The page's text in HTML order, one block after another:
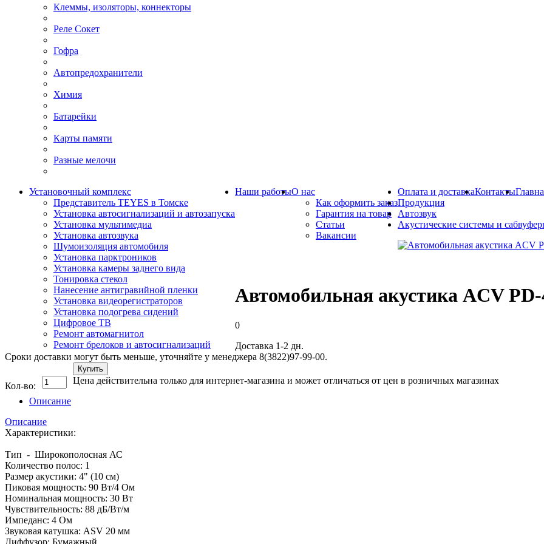
Клеммы, изоляторы, коннекторы
Реле Сокет
Гофра
Автопредохранители
Химия
Батарейки
Карты памяти
Разные мелочи
Установочный комплекс
Представитель TEYES в Томске
Установка автосигнализаций и автозапуска
Установка мультимедиа
Установка автозвука
Шумоизоляция автомобиля
Установка парктроников
Установка камеры заднего вида
Тонировка стекол
Нанесение антигравийной пленки
Установка видеорегистраторов
Установка подогрева сидений
Цифровое ТВ
Ремонт автомагнитол
Ремонт брелоков и автосигнализаций
Наши работыО нас
Как оформить заказ
Гарантия на товар
Статьи
Вакансии
Оплата и доставкаКонтакты
Продукция
Автозвук
Акустические системы и
Автомобильная акустика ACV
0
Доставка 1-2 дн.
Сроки доставки могут быть меньше, уточняйте у менеджера 8(3822)97-99-00.
Кол-во:
Купить
Цена действительна только для интернет-магазина и может отличаться от цен в розничных магазинах
Описание
Описание
Характеристики:
Тип - Широкополосная АС
Количество полос: 1
Размер акустики: 4" (10 см)
Пиковая мощность: 90 Вт/4 Ом
Номинальная мощность: 30 Вт
Чувствительность: 88 дБ/Вт/м
Импеданс: 4 Ом
Звуковая катушка: ASV 20 мм
Диффузор: Бумажный